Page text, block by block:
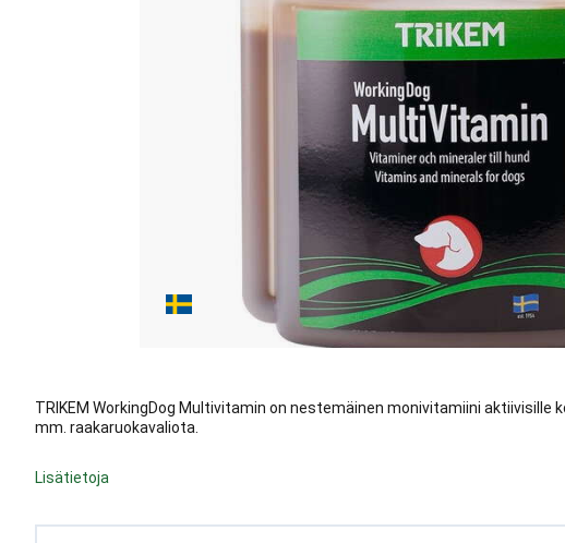
TRIKEM WorkingDog Multivitamin on nestemäinen monivitamiini aktiivisille
mm. raakaruokavaliota.
Lisätietoja